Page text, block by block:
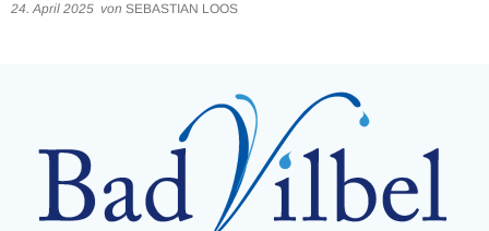
24. April 2025 von SEBASTIAN LOOS